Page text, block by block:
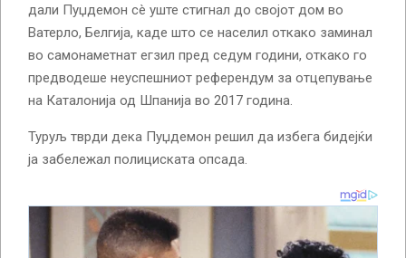
дали Пуџдемон сè уште стигнал до својот дом во
Ватерло, Белгија, каде што се населил откако заминал
во самонаметнат егзил пред седум години, откако го
предводеше неуспешниот референдум за отцепување
на Каталонија од Шпанија во 2017 година.
Туруљ тврди дека Пуџдемон решил да избега бидејќи
ја забележал полициската опсада.